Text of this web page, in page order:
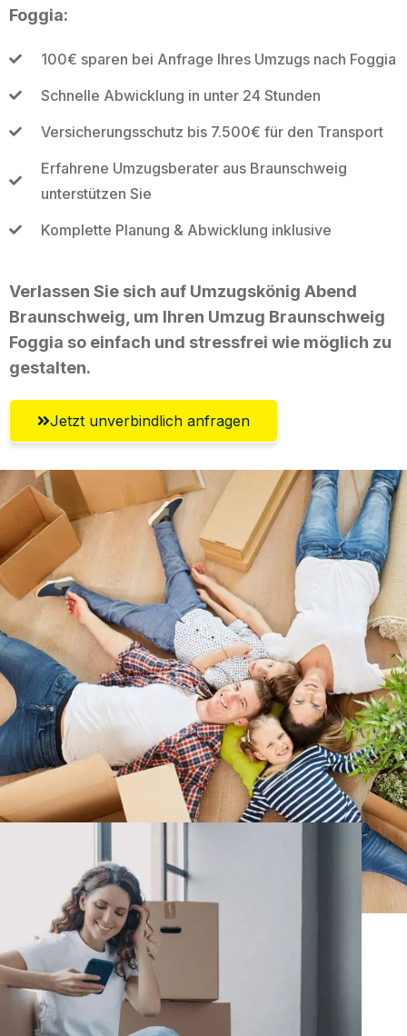
Foggia:
100€ sparen bei Anfrage Ihres Umzugs nach Foggia
Schnelle Abwicklung in unter 24 Stunden
Versicherungsschutz bis 7.500€ für den Transport
Erfahrene Umzugsberater aus Braunschweig
unterstützen Sie
Komplette Planung & Abwicklung inklusive
Verlassen Sie sich auf Umzugskönig Abend
Braunschweig, um Ihren Umzug Braunschweig
Foggia so einfach und stressfrei wie möglich zu
gestalten.
Jetzt unverbindlich anfragen